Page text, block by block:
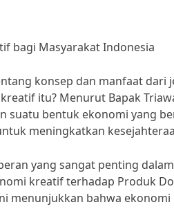
bagi Masyarakat Indonesia
konsep dan manfaat dari
itu? Menurut Bapak
suatu bentuk ekonomi yang
meningkatkan
yang sangat penting
kreatif terhadap Produk
menunjukkan bahwa